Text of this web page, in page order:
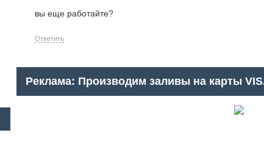
вы еще работайте?
Ответить
Реклама: Производим заливы на карты